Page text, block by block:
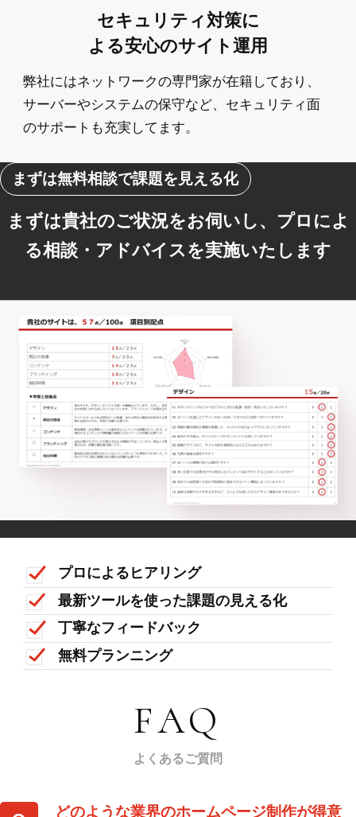
セキュリティ対策に
よる安心のサイト運用
弊社にはネットワークの専門家が在籍しており、
サーバーやシステムの保守など、セキュリティ面
のサポートも充実してます。
まずは無料相談で課題を見える化
まずは貴社のご状況をお伺いし、プロによ
る相談・アドバイスを実施いたします
プロによるヒアリング
最新ツールを使った課題の見える化
丁寧なフィードバック
無料プランニング
FAQ
よくあるご質問
どのような業界のホームページ制作が得意